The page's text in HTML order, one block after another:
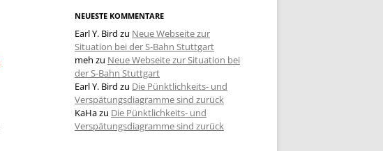
NEUESTE KOMMENTARE
Earl Y. Bird zu Neue Webseite zur
Situation bei der S-Bahn Stuttgart
meh zu Neue Webseite zur Situation bei
der S-Bahn Stuttgart
Earl Y. Bird zu Die Pünktlichkeits- und
Verspätungsdiagramme sind zurück
KaHazu Die Pünktlichkeits- und
Verspätungsdiagramme sind zurück